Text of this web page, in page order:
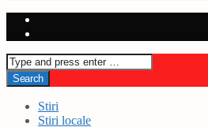
Stiri
Stiri locale